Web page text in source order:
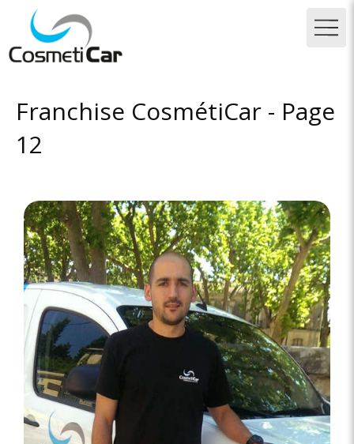
Franchise CosmétiCar - Page
12